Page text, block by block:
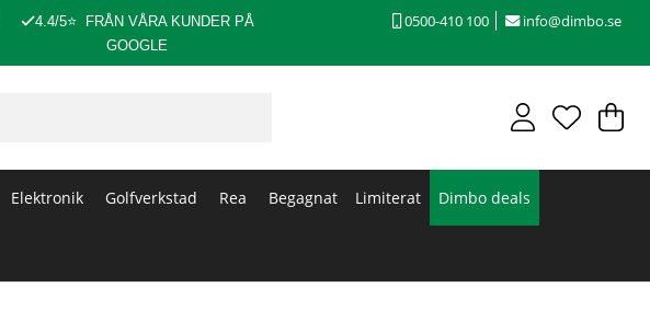
4.4/5⭐
FRÅN VÅRA KUNDER PÅ
GOOGLE
0500-410 100 info@dimbo.se
.
Elektronik Golfverkstad Rea Begagnat Limiterat Dimbo deals